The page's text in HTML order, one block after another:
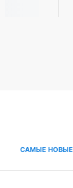
САМЫЕ НОВЫЕ